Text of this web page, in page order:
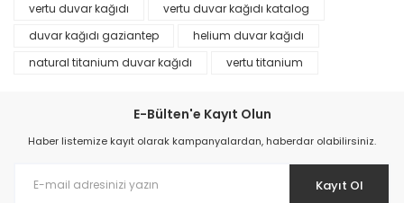
Prime ArtDECO Duvar Kağıdı Tutkalı 500 gr
vertu duvar kağıdı
vertu duvar kağıdı katalog
duvar kağıdı gaziantep
helium duvar kağıdı
natural titanium duvar kağıdı
vertu titanium
E-Bülten'e Kayıt Olun
Haber listemize kayıt olarak kampanyalardan, haberdar olabilirsiniz.
Kayıt Ol